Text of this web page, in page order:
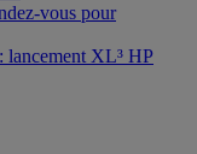
vous pour
lancement XL³ HP